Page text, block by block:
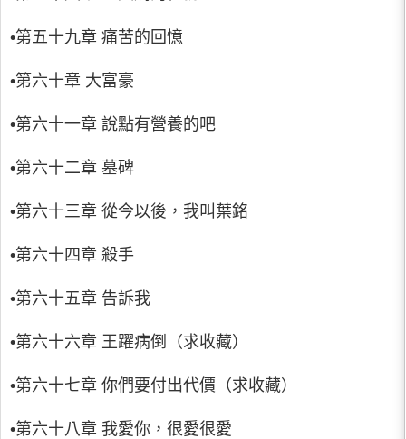
•第五十九章 痛苦的回憶
•第六十章 大富豪
•第六十一章 說點有營養的吧
•第六十二章 墓碑
•第六十三章 從今以後，我叫葉銘
•第六十四章 殺手
•第六十五章 告訴我
•第六十六章 王躍病倒（求收藏）
•第六十七章 你們要付出代價（求收藏）
•第六十八章 我愛你，很愛很愛